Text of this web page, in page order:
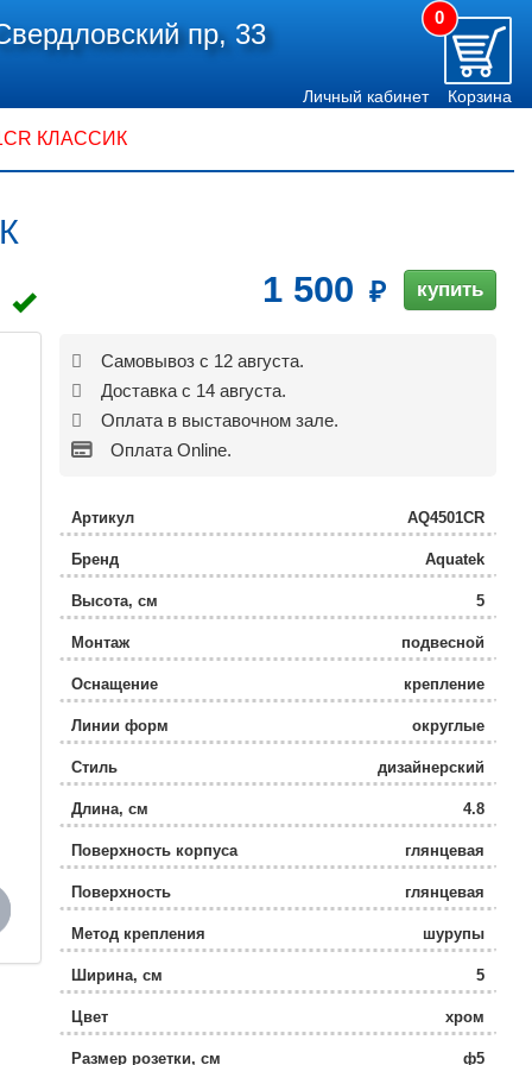
пр, 33
0
Личный кабинет Корзина
КЛАССИК
1 500 купить
Самовывоз с 12 августа.
Доставка с 14 августа.
Оплата в выставочном зале.
Оплата Online.
Артикул AQ4501CR
Бренд Aquatek
Высота, см 5
Монтаж подвесной
Оснащение крепление
Линии форм округлые
Стиль дизайнерский
Длина, см 4.8
Поверхность корпуса глянцевая
Поверхность глянцевая
Метод крепления шурупы
Ширина, см 5
Цвет хром
Размер розетки, см ф5